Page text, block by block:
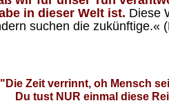
in dieser Welt ist. Diese
suchen die zukünftige.«
"Die Zeit verrinnt, oh Mensch
Du tust NUR einmal diese